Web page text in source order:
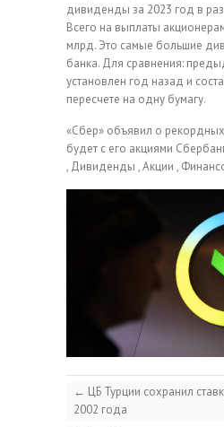
дивиденды за 2023 год в
Всего на выплаты
млрд. Это самые большие
банка. Для сравнения:
установлен год назад и
пересчете на одну бумагу.
«Сбер» объявил о
будет с его акциями
, Дивиденды , Акции ,
← ЦБ Турции сохранил
2002 года